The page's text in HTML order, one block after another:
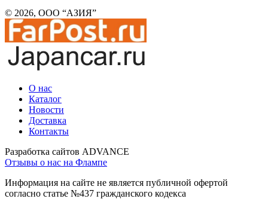
© 2026, ООО “АЗИЯ”
О нас
Каталог
Новости
Доставка
Контакты
Разработка сайтов ADVANCE
Отзывы о нас на Флампе
Информация на сайте не является публичной офертой
согласно статье №437 гражданского кодекса